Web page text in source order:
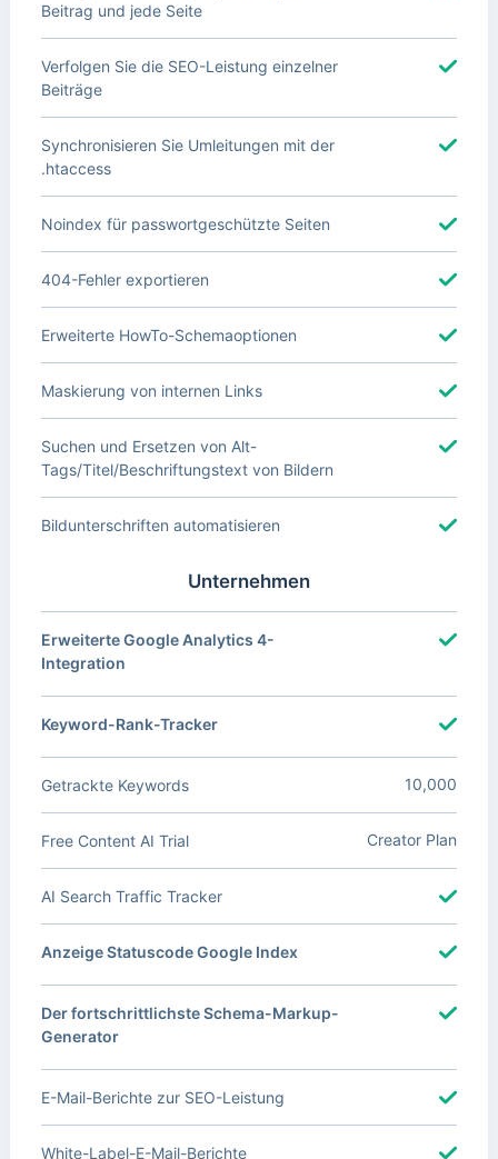
Beitrag und jede Seite
Verfolgen Sie die SEO-Leistung einzelner
Beiträge
Synchronisieren Sie Umleitungen mit der
.htaccess
Noindex für passwortgeschützte Seiten
404-Fehler exportieren
Erweiterte HowTo-Schemaoptionen
Maskierung von internen Links
Suchen und Ersetzen von Alt-
Tags/Titel/Beschriftungstext von Bildern
Bildunterschriften automatisieren
Unternehmen
Erweiterte Google Analytics 4-
Integration
Keyword-Rank-Tracker
Getrackte Keywords 10,000
Free Content AI Trial Creator Plan
AI Search Traffic Tracker
Anzeige Statuscode Google Index
Der fortschrittlichste Schema-Markup-
Generator
E-Mail-Berichte zur SEO-Leistung
White-Label-E-Mail-Berichte